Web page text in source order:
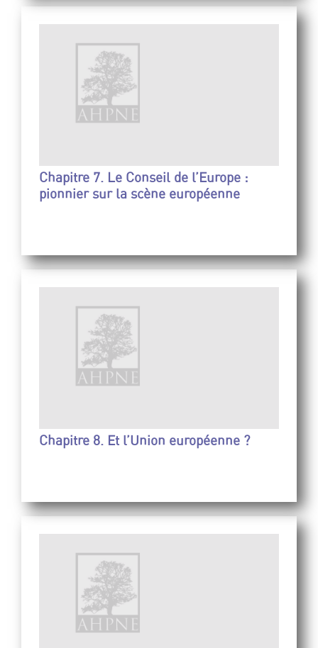
Chapitre 7. Le Conseil de l’Europe :
pionnier sur la scène européenne
Chapitre 8. Et l’Union européenne ?